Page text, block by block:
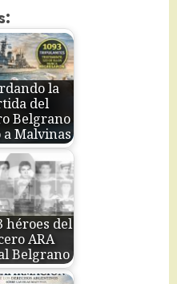
la
del
Belgrano
Malvinas
héroes del
ARA
Belgrano